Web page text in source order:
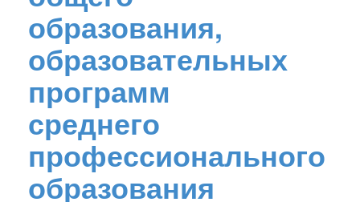
образования,
образовательных
программ
среднего
профессионального
образования